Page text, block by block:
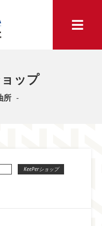
ップ
所
KeePerショップ